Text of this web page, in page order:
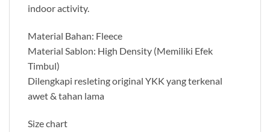
indoor activity.
Material Bahan: Fleece
Material Sablon: High Density (Memiliki Efek
Timbul)
Dilengkapi resleting original YKK yang terkenal
awet & tahan lama
Size chart